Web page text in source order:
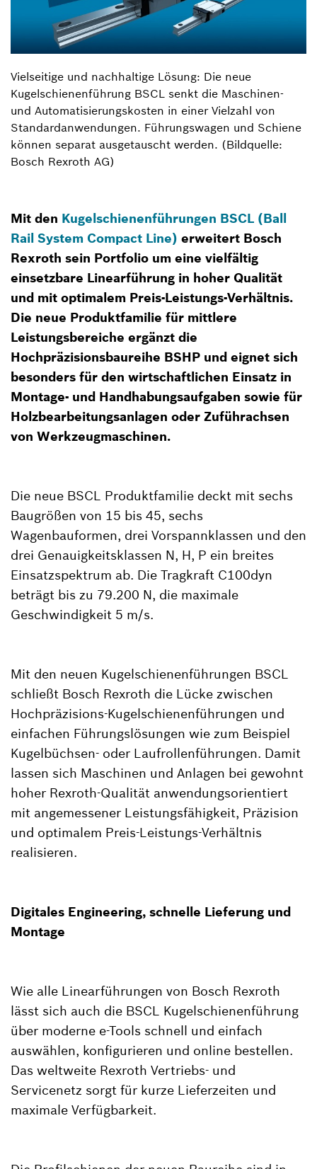
Vielseitige und nachhaltige Lösung: Die neue
Kugelschienenführung BSCL senkt die Maschinen-
und Automatisierungskosten in einer Vielzahl von
Standardanwendungen. Führungswagen und Schiene
können separat ausgetauscht werden. (Bildquelle:
Bosch Rexroth AG)
Mit den Kugelschienenführungen BSCL (Ball
Rail System Compact Line) erweitert Bosch
Rexroth sein Portfolio um eine vielfältig
einsetzbare Linearführung in hoher Qualität
und mit optimalem Preis-Leistungs-Verhältnis.
Die neue Produktfamilie für mittlere
Leistungsbereiche ergänzt die
Hochpräzisionsbaureihe BSHP und eignet sich
besonders für den wirtschaftlichen Einsatz in
Montage- und Handhabungsaufgaben sowie für
Holzbearbeitungsanlagen oder Zuführachsen
von Werkzeugmaschinen.
Die neue BSCL Produktfamilie deckt mit sechs
Baugrößen von 15 bis 45, sechs
Wagenbauformen, drei Vorspannklassen und den
drei Genauigkeitsklassen N, H, P ein breites
Einsatzspektrum ab. Die Tragkraft C100dyn
beträgt bis zu 79.200 N, die maximale
Geschwindigkeit 5 m/s.
Mit den neuen Kugelschienenführungen BSCL
schließt Bosch Rexroth die Lücke zwischen
Hochpräzisions-Kugelschienenführungen und
einfachen Führungslösungen wie zum Beispiel
Kugelbüchsen- oder Laufrollenführungen. Damit
lassen sich Maschinen und Anlagen bei gewohnt
hoher Rexroth-Qualität anwendungsorientiert
mit angemessener Leistungsfähigkeit, Präzision
und optimalem Preis-Leistungs-Verhältnis
realisieren.
Digitales Engineering, schnelle Lieferung und
Montage
Wie alle Linearführungen von Bosch Rexroth
lässt sich auch die BSCL Kugelschienenführung
über moderne e-Tools schnell und einfach
auswählen, konfigurieren und online bestellen.
Das weltweite Rexroth Vertriebs- und
Servicenetz sorgt für kurze Lieferzeiten und
maximale Verfügbarkeit.